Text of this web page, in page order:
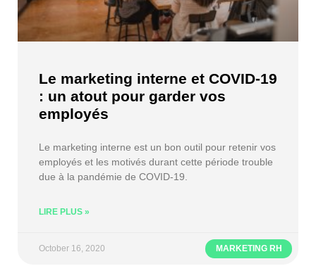
MARKETING RH
Le marketing interne et COVID-19
: un atout pour garder vos
employés
Le marketing interne est un bon outil pour retenir vos
employés et les motivés durant cette période trouble
due à la pandémie de COVID-19.
LIRE PLUS »
October 16, 2020